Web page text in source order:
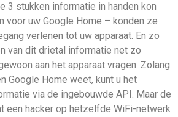
3 stukken informatie in handen kon
voor uw Google Home – konden ze
verlenen tot uw apparaat. En zo
van dit drietal informatie net zo
aan het apparaat vragen. Zolang
Google Home weet, kunt u het
via de ingebouwde API. Maar de
een hacker op hetzelfde WiFi-netwerk